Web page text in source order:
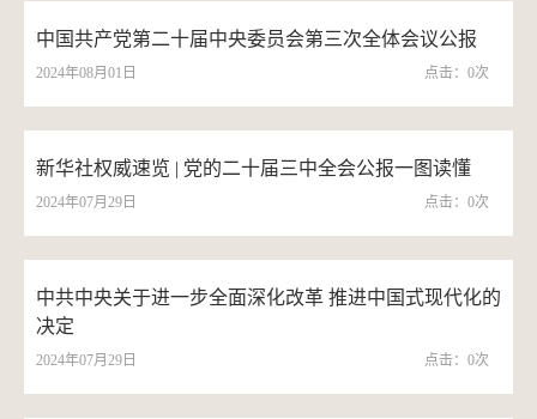
中国共产党第二十届中央委员会第三次全体会议公报
2024年08月01日 点击： 0次
新华社权威速览 | 党的二十届三中全会公报一图读懂
2024年07月29日 点击： 0次
中共中央关于进一步全面深化改革 推进中国式现代化的
决定
2024年07月29日 点击： 0次